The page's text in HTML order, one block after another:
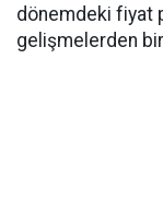
dönemdeki fiyat
gelişmelerden